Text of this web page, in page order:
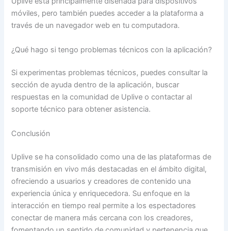
móviles, pero también puedes acceder a la plataforma a
través de un navegador web en tu computadora.
¿Qué hago si tengo problemas técnicos con la aplicación?
Si experimentas problemas técnicos, puedes consultar la
sección de ayuda dentro de la aplicación, buscar
respuestas en la comunidad de Uplive o contactar al
soporte técnico para obtener asistencia.
Conclusión
Uplive se ha consolidado como una de las plataformas de
transmisión en vivo más destacadas en el ámbito digital,
ofreciendo a usuarios y creadores de contenido una
experiencia única y enriquecedora. Su enfoque en la
interacción en tiempo real permite a los espectadores
conectar de manera más cercana con los creadores,